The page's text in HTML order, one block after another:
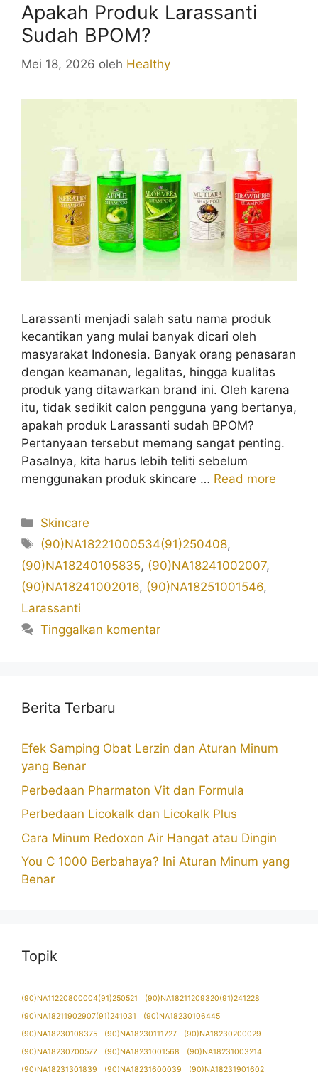
Apakah Produk Larassanti
Sudah BPOM?
Mei 18, 2026 oleh Healthy
Larassanti menjadi salah satu nama produk
kecantikan yang mulai banyak dicari oleh
masyarakat Indonesia. Banyak orang penasaran
dengan keamanan, legalitas, hingga kualitas
produk yang ditawarkan brand ini. Oleh karena
itu, tidak sedikit calon pengguna yang bertanya,
apakah produk Larassanti sudah BPOM?
Pertanyaan tersebut memang sangat penting.
Pasalnya, kita harus lebih teliti sebelum
menggunakan produk skincare … Read more
Kategori
Skincare
Tag
(90)NA18221000534(91)250408,
(90)NA18240105835, (90)NA18241002007,
(90)NA18241002016, (90)NA18251001546,
Larassanti
Tinggalkan komentar
Berita Terbaru
Efek Samping Obat Lerzin dan Aturan Minum
yang Benar
Perbedaan Pharmaton Vit dan Formula
Perbedaan Licokalk dan Licokalk Plus
Cara Minum Redoxon Air Hangat atau Dingin
You C 1000 Berbahaya? Ini Aturan Minum yang
Benar
Topik
(90)NA11220800004(91)250521
(90)NA18211209320(91)241228
(90)NA18211902907(91)241031
(90)NA18230106445
(90)NA18230108375
(90)NA18230111727
(90)NA18230200029
(90)NA18230700577
(90)NA18231001568
(90)NA18231003214
(90)NA18231301839
(90)NA18231600039 (90)NA18231901602